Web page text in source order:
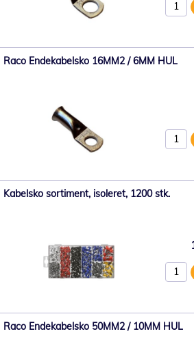
Raco Endekabelsko 16MM2 / 6MM HUL
Kabelsko sortiment, isoleret, 1200 stk.
Raco Endekabelsko 50MM2 / 10MM HUL